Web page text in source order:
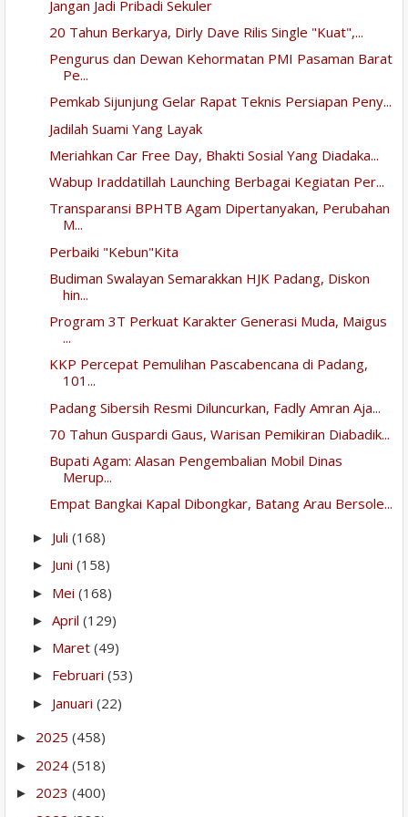
Jangan Jadi Pribadi Sekuler
20 Tahun Berkarya, Dirly Dave Rilis Single "Kuat",...
Pengurus dan Dewan Kehormatan PMI Pasaman Barat
Pe...
Pemkab Sijunjung Gelar Rapat Teknis Persiapan Peny...
Jadilah Suami Yang Layak
Meriahkan Car Free Day, Bhakti Sosial Yang Diadaka...
Wabup Iraddatillah Launching Berbagai Kegiatan Per...
Transparansi BPHTB Agam Dipertanyakan, Perubahan
M...
Perbaiki "Kebun"Kita
Budiman Swalayan Semarakkan HJK Padang, Diskon
hin...
Program 3T Perkuat Karakter Generasi Muda, Maigus
...
KKP Percepat Pemulihan Pascabencana di Padang,
101...
Padang Sibersih Resmi Diluncurkan, Fadly Amran Aja...
70 Tahun Guspardi Gaus, Warisan Pemikiran Diabadik...
Bupati Agam: Alasan Pengembalian Mobil Dinas
Merup...
Empat Bangkai Kapal Dibongkar, Batang Arau Bersole...
► Juli (168)
► Juni (158)
► Mei (168)
► April (129)
► Maret (49)
► Februari (53)
► Januari (22)
► 2025 (458)
► 2024 (518)
► 2023 (400)